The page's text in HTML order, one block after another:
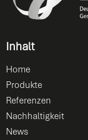
Inhalt
Home
Produkte
Referenzen
Nachhaltigkeit
News